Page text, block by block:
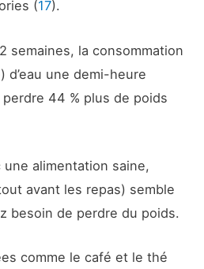
(17).
semaines, la consommation
d’eau une demi-heure
44 % plus de poids
une alimentation saine,
avant les repas) semble
besoin de perdre du poids.
comme le café et le thé